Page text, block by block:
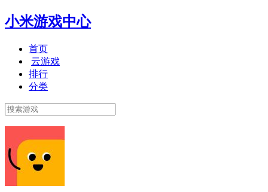
小米游戏中心
首页
云游戏
排行
分类